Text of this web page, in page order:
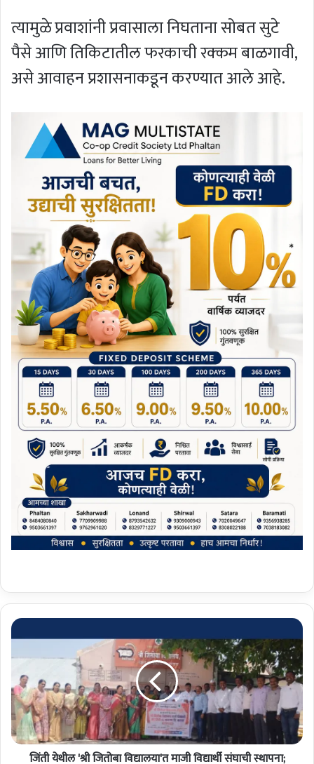
त्यामुळे प्रवाशांनी प्रवासाला निघताना सोबत सुटे
पैसे आणि तिकिटातील फरकाची रक्कम बाळगावी,
असे आवाहन प्रशासनाकडून करण्यात आले आहे.
जिं
ती
ये
ल
'
श्री
जि
तो
जिंती येथील 'श्री जितोबा विद्यालया'त माजी विद्यार्थी संघाची स्थापना;